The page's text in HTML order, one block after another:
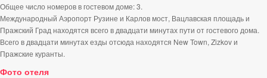
Общее число номеров в гостевом доме: 3.
Международный Аэропорт Рузине и Карлов мост, Вацлавская площадь и
Пражский Град находятся всего в двадцати минутах пути от гостевого дома.
Всего в двадцати минутах езды отсюда находятся New Town, Zizkov и
Пражские куранты.
Фото отеля